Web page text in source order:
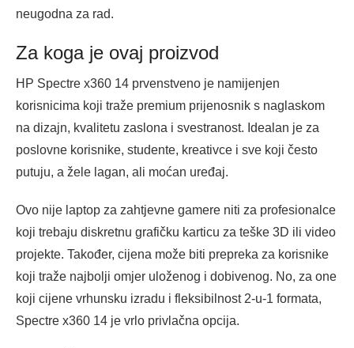
neugodna za rad.
Za koga je ovaj proizvod
HP Spectre x360 14 prvenstveno je namijenjen
korisnicima koji traže premium prijenosnik s naglaskom
na dizajn, kvalitetu zaslona i svestranost. Idealan je za
poslovne korisnike, studente, kreativce i sve koji često
putuju, a žele lagan, ali moćan uređaj.
Ovo nije laptop za zahtjevne gamere niti za profesionalce
koji trebaju diskretnu grafičku karticu za teške 3D ili video
projekte. Također, cijena može biti prepreka za korisnike
koji traže najbolji omjer uloženog i dobivenog. No, za one
koji cijene vrhunsku izradu i fleksibilnost 2-u-1 formata,
Spectre x360 14 je vrlo privlačna opcija.